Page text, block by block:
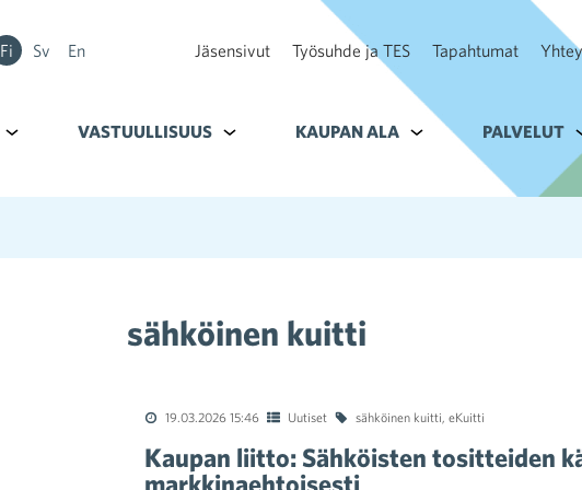
Fi Sv En Jäsensivut Työsuhde ja TES Tapahtumat
Alavalikko kohteelle Tavoitteet
VASTUULLISUUS Alavalikko kohteelle Vastuullisuus
KAUPAN ALA Alavalikko kohteelle
PALVELUT
sähköinen kuitti
19.03.2026 15:46 Uutiset sähköinen kuitti, eKuitti
Kaupan liitto: Sähköisten tositteiden
markkinaehtoisesti